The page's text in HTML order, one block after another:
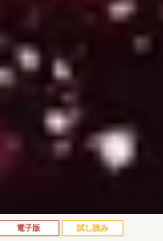
電子版 試し読み